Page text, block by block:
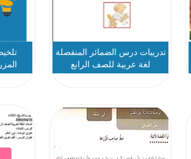
تدريبات درس الضمائر المنفصلة
لغة عربية للصف الرابع